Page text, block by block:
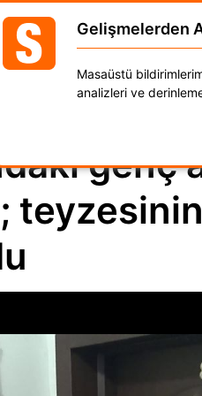
GÜNCEL DÜNYA
Kadın Moda
genç
Gelişmelerden
Masaüstü
analizleri ve